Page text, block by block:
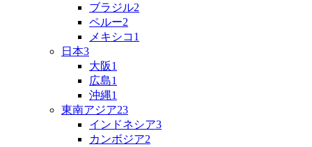
ブラジル2
ペルー2
メキシコ 1
日本3
大阪1
広島1
沖縄1
東南アジア23
インドネシア3
カンボジア2